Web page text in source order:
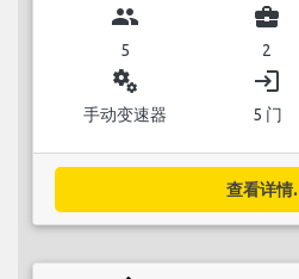
group
5
business_center
2
miscellaneous_services
手动变速器
login
5 门
查看详情